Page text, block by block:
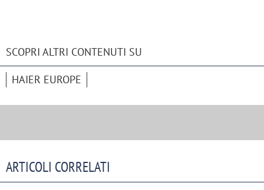
SCOPRI ALTRI CONTENUTI SU
HAIER EUROPE
ARTICOLI CORRELATI